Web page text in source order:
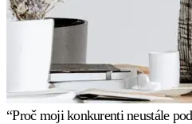
Amazon
FBA/FBM
Pricing
podle
způsobu
plnění
objednávek.
“Proč moji konkurenti neustále